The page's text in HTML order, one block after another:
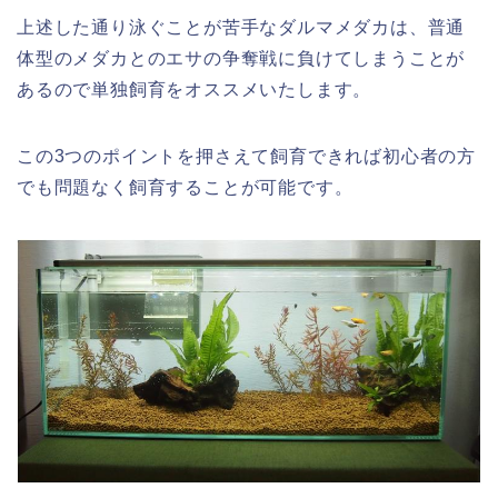
上述した通り泳ぐことが苦手なダルマメダカは、普通
体型のメダカとのエサの争奪戦に負けてしまうことが
あるので単独飼育をオススメいたします。
この3つのポイントを押さえて飼育できれば初心者の方
でも問題なく飼育することが可能です。